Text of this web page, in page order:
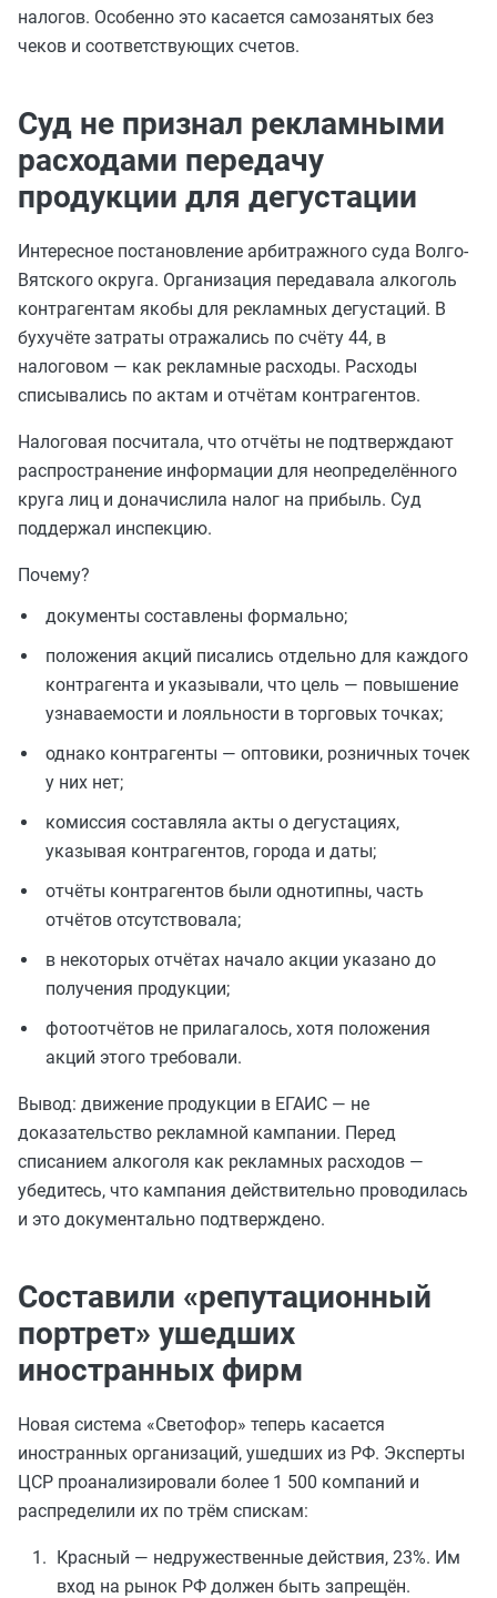
налогов. Особенно это касается самозанятых без
чеков и соответствующих счетов.
Суд не признал рекламными
расходами передачу
продукции для дегустации
Интересное постановление арбитражного суда Волго-
Вятского округа. Организация передавала алкоголь
контрагентам якобы для рекламных дегустаций. В
бухучёте затраты отражались по счёту 44, в
налоговом — как рекламные расходы. Расходы
списывались по актам и отчётам контрагентов.
Налоговая посчитала, что отчёты не подтверждают
распространение информации для неопределённого
круга лиц и доначислила налог на прибыль. Суд
поддержал инспекцию.
Почему?
документы составлены формально;
положения акций писались отдельно для каждого
контрагента и указывали, что цель — повышение
узнаваемости и лояльности в торговых точках;
однако контрагенты — оптовики, розничных точек
у них нет;
комиссия составляла акты о дегустациях,
указывая контрагентов, города и даты;
отчёты контрагентов были однотипны, часть
отчётов отсутствовала;
в некоторых отчётах начало акции указано до
получения продукции;
фотоотчётов не прилагалось, хотя положения
акций этого требовали.
Вывод: движение продукции в ЕГАИС — не
доказательство рекламной кампании. Перед
списанием алкоголя как рекламных расходов —
убедитесь, что кампания действительно проводилась
и это документально подтверждено.
Составили «репутационный
портрет» ушедших
иностранных фирм
Новая система «Светофор» теперь касается
иностранных организаций, ушедших из РФ. Эксперты
ЦСР проанализировали более 1 500 компаний и
распределили их по трём спискам:
Красный — недружественные действия, 23%. Им
вход на рынок РФ должен быть запрещён.